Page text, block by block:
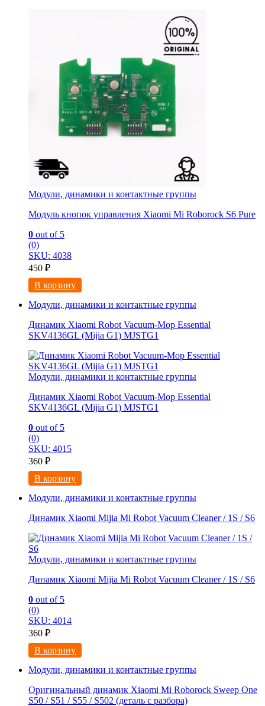
Модули, динамики и контактные группы
Модуль кнопок управления Xiaomi Mi Roborock S6 Pure
0 out of 5
(0)
SKU: 4038
450 ₽
В корзину
Модули, динамики и контактные группы
Динамик Xiaomi Robot Vacuum-Mop Essential
SKV4136GL (Mijia G1) MJSTG1
Модули, динамики и контактные группы
Динамик Xiaomi Robot Vacuum-Mop Essential
SKV4136GL (Mijia G1) MJSTG1
0 out of 5
(0)
SKU: 4015
360 ₽
В корзину
Модули, динамики и контактные группы
Динамик Xiaomi Mijia Mi Robot Vacuum Cleaner / 1S / S6
Модули, динамики и контактные группы
Динамик Xiaomi Mijia Mi Robot Vacuum Cleaner / 1S / S6
0 out of 5
(0)
SKU: 4014
360 ₽
В корзину
Модули, динамики и контактные группы
Оригинальный динамик Xiaomi Mi Roborock Sweep One
S50 / S51 / S55 / S502 (деталь с разбора)